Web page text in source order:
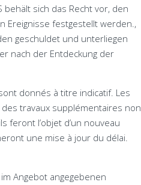
behält sich das Recht vor, den
Ereignisse festgestellt werden.,
geschuldet und unterliegen
nach der Entdeckung der
donnés à titre indicatif. Les
des travaux supplémentaires non
ils feront l’objet d’un nouveau
une mise à jour du délai.
Angebot angegebenen